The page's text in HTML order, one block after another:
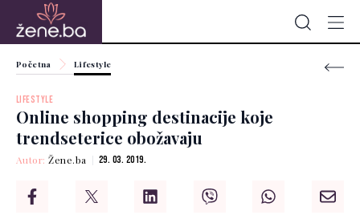
Početna Lifestyle
LIFESTYLE
Online shopping destinacije koje
trendseterice obožavaju
Autor:Žene.ba 29. 03. 2019.